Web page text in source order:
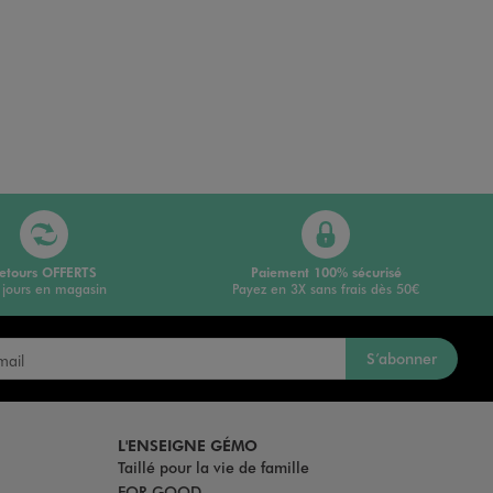
OFFERTS
en magasin
Paiement 100% sécurisé
Payez en 3X sans frais dès 50€
S’abonner
L'ENSEIGNE GÉMO
Taillé pour la vie de famille